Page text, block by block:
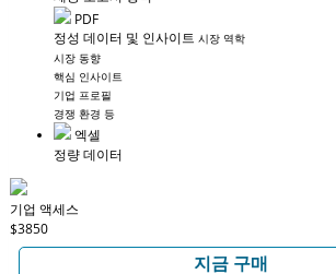
PDF
정성 데이터 및 인사이트 시장 역학
시장 동향
핵심 인사이트
기업 프로필
경쟁 환경 등
엑셀
정량 데이터
기업 액세스
$3850
지금 구매